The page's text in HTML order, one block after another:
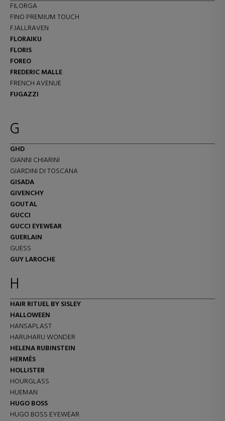
FILORGA
FINO PREMIUM TOUCH
FJALLRAVEN
FLORAIKU
FLORIS
FOREO
FREDERIC MALLE
FRENCH AVENUE
FUGAZZI
G
GHD
GIANNI CHIARINI
GIARDINI DI TOSCANA
GISADA
GIVENCHY
GOUTAL
GUCCI
GUCCI EYEWEAR
GUERLAIN
GUESS
GUY LAROCHE
H
HAIR RITUEL BY SISLEY
HALLOWEEN
HANSAPLAST
HARUHARU WONDER
HELENA RUBINSTEIN
HERMÈS
HOLLISTER
HOURGLASS
HUEMAN
HUGO BOSS
HUGO BOSS EYEWEAR